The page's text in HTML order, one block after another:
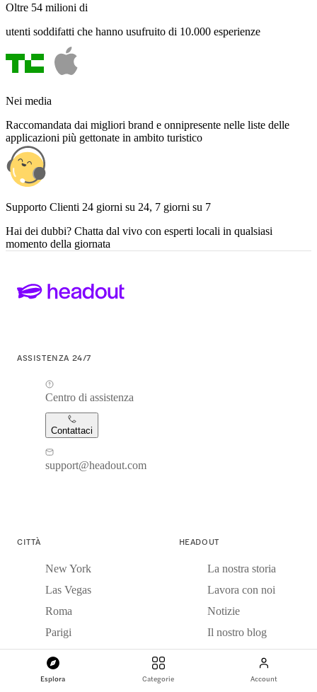
Esplora Categorie Account
Oltre 54 milioni di
utenti soddifatti che hanno usufruito di 10.000 esperienze
Nei media
Raccomandata dai migliori brand e onnipresente nelle liste delle
applicazioni più gettonate in ambito turistico
Supporto Clienti 24 giorni su 24, 7 giorni su 7
Hai dei dubbi? Chatta dal vivo con esperti locali in qualsiasi
momento della giornata
ASSISTENZA 24/7
Centro di assistenza
Contattaci
support@headout.com
CITTÀ
New York
Las Vegas
Roma
Parigi
Londra
Dubai
HEADOUT
La nostra storia
Lavora con noi
Notizie
Il nostro blog
Blog di viaggio
Recensioni